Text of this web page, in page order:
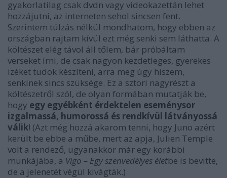
gyakorlatilag csak dvdn vagy videokazettán lehet
hozzájutni, az interneten sehol sincsen fent.
Szerintem túlzás nélkül mondhatom, hogy ebben az
országban rajtam kívül ezt még senki sem láthatta. A
költészet elég távol áll tőlem, bár próbáltam
verseket írni, de csak nagyon kezdetleges, gyerekes
izéket tudok készíteni, arra meg úgy hiszem,
senkinek sincs szüksége. Ez a sztori nagyrészt a
költészetről szól, de olyan formában mutatják be,
hogy egy egyébként érdektelen eseménysor
izgalmassá, humorossá és rendkívül látványossá
válik! (Azt még hozzá akarom tenni, hogy Juno azért
került be ebbe a műbe, mert az apja, Julien Temple
volt a rendező, ugyanakkor már egy korábbi
munkájába, a Vigo – Egy szenvedélyes életbe is bevitte,
de a jelenetét végül kivágták.)